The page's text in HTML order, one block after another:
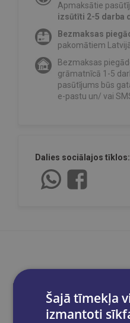
Apmaksātie
izsūtīti 2-5 darba
Bezmaksas
pakomātiem
Bezmaksas
grāmatnīcā 1-5
pasūtījums būs
e-pastu un/ vai
Dalies sociālajos tīklos:
Produkta
Šajā tīmekļa
izmantoti